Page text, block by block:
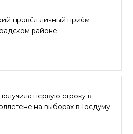
провёл личный приём
районе
первую строку в
на выборах в Госдуму